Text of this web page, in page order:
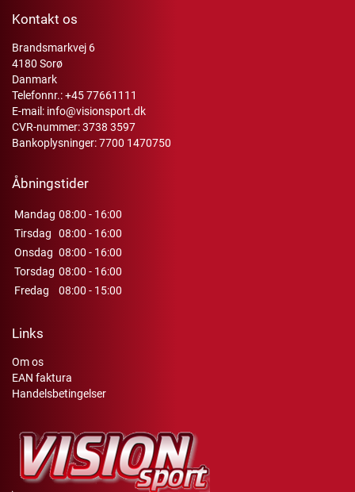
Kontakt os
Brandsmarkvej 6
4180 Sorø
Danmark
Telefonnr.:+45 77661111
E-mail: info@visionsport.dk
CVR-nummer: 3738 3597
Bankoplysninger: 7700 1470750
Åbningstider
Mandag 08:00 - 16:00
Tirsdag
08:00 - 16:00
Onsdag 08:00 - 16:00
Torsdag 08:00 - 16:00
Fredag
08:00 - 15:00
Links
Om os
EAN faktura
Handelsbetingelser